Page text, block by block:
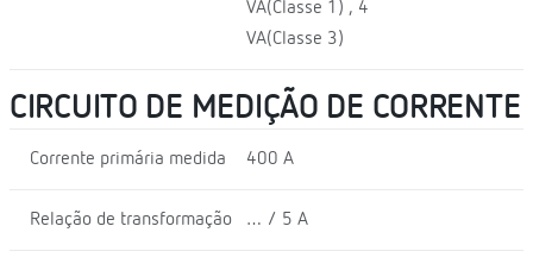
VA(Classe 1) , 4
VA(Classe 3)
CIRCUITO DE MEDIÇÃO DE CORRENTE
Corrente primária medida 400 A
Relação de transformação … / 5 A